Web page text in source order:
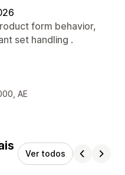
form behavior,
set handling .
AE
Ver todos